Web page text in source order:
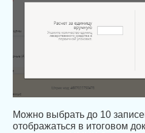
Можно выбрать до 10
отображаться в итоговом